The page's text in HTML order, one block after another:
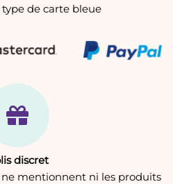
de carte bleue
discret
ne mentionnent ni les produits